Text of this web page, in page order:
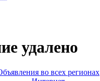
удалено
во всех регионах